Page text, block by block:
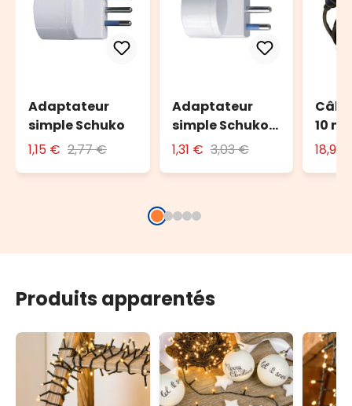
Adaptateur
simple Schuko
1,15 € 2,77 €
Adaptateur
simple Schuko
avec fiche 16A
1,31 € 3,03 €
10 m
Produits apparentés